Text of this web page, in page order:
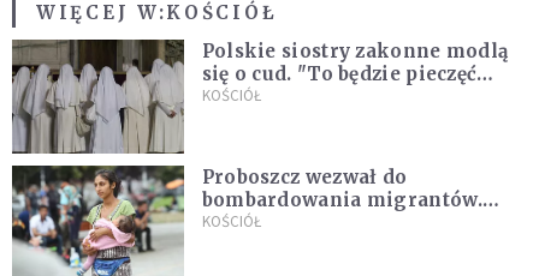
WIĘCEJ W:KOŚCIÓŁ
Polskie siostry zakonne modlą
się o cud. "To będzie pieczęć
Pana Boga dla naszej wiary"
KOŚCIÓŁ
Proboszcz wezwał do
bombardowania migrantów.
"Masowy ogień przeciwko
KOŚCIÓŁ